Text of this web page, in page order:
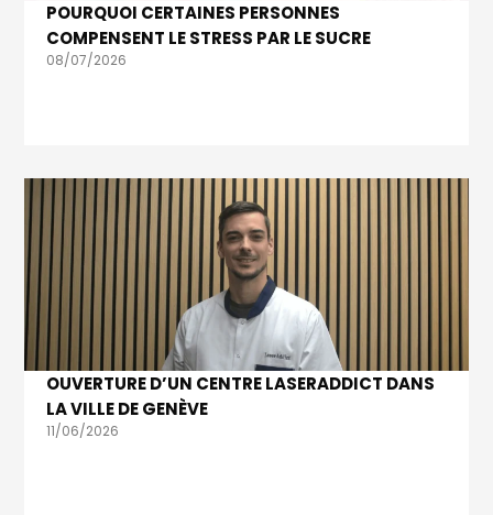
POURQUOI CERTAINES PERSONNES
COMPENSENT LE STRESS PAR LE SUCRE
08/07/2026
OUVERTURE D’UN CENTRE LASERADDICT DANS
LA VILLE DE GENÈVE
11/06/2026